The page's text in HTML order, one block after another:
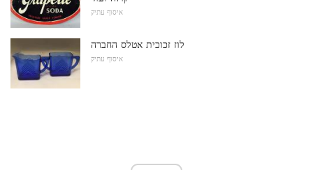
איסוף עתיק
לוז זכוכית אטלס החברה
איסוף עתיק